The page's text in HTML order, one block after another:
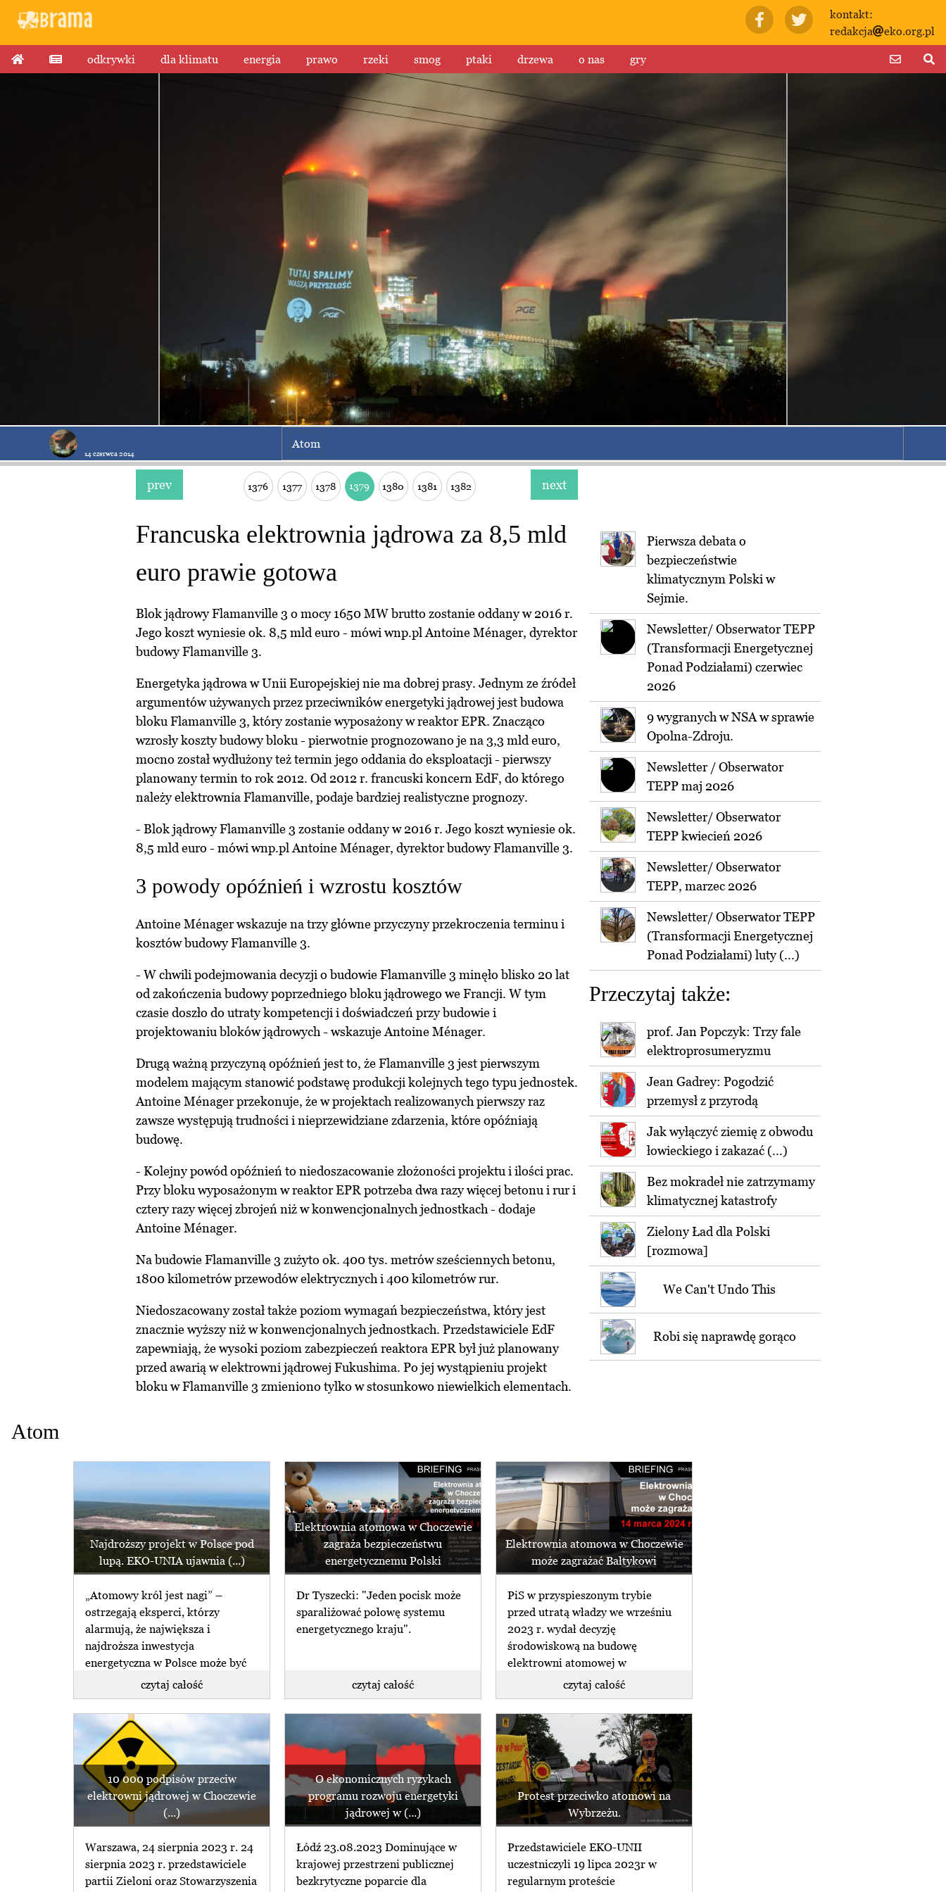
kontakt:
redakcja
eko.org.pl
odkrywki dla klimatu energia prawo rzeki smog ptaki drzewa o nas gry
14 czerwca 2014
Atom
prev 1376 1377 1378 1379 1380 1381 1382 next
Francuska elektrownia jądrowa za 8,5 mld
euro prawie gotowa
Blok jądrowy Flamanville 3 o mocy 1650 MW brutto zostanie oddany w 2016 r.
Jego koszt wyniesie ok. 8,5 mld euro - mówi wnp.pl Antoine Ménager, dyrektor
budowy Flamanville 3.
Energetyka jądrowa w Unii Europejskiej nie ma dobrej prasy. Jednym ze źródeł
argumentów używanych przez przeciwników energetyki jądrowej jest budowa
bloku Flamanville 3, który zostanie wyposażony w reaktor EPR. Znacząco
wzrosły koszty budowy bloku - pierwotnie prognozowano je na 3,3 mld euro,
mocno został wydłużony też termin jego oddania do eksploatacji - pierwszy
planowany termin to rok 2012. Od 2012 r. francuski koncern EdF, do którego
należy elektrownia Flamanville, podaje bardziej realistyczne prognozy.
- Blok jądrowy Flamanville 3 zostanie oddany w 2016 r. Jego koszt wyniesie ok.
8,5 mld euro - mówi wnp.pl Antoine Ménager, dyrektor budowy Flamanville 3.
3 powody opóźnień i wzrostu kosztów
Antoine Ménager wskazuje na trzy główne przyczyny przekroczenia terminu i
kosztów budowy Flamanville 3.
- W chwili podejmowania decyzji o budowie Flamanville 3 minęło blisko 20 lat
od zakończenia budowy poprzedniego bloku jądrowego we Francji. W tym
czasie doszło do utraty kompetencji i doświadczeń przy budowie i
projektowaniu bloków jądrowych - wskazuje Antoine Ménager.
Drugą ważną przyczyną opóźnień jest to, że Flamanville 3 jest pierwszym
modelem mającym stanowić podstawę produkcji kolejnych tego typu jednostek.
Antoine Ménager przekonuje, że w projektach realizowanych pierwszy raz
zawsze występują trudności i nieprzewidziane zdarzenia, które opóźniają
budowę.
- Kolejny powód opóźnień to niedoszacowanie złożoności projektu i ilości prac.
Przy bloku wyposażonym w reaktor EPR potrzeba dwa razy więcej betonu i rur i
cztery razy więcej zbrojeń niż w konwencjonalnych jednostkach - dodaje
Antoine Ménager.
Na budowie Flamanville 3 zużyto ok. 400 tys. metrów sześciennych betonu,
1800 kilometrów przewodów elektrycznych i 400 kilometrów rur.
Niedoszacowany został także poziom wymagań bezpieczeństwa, który jest
znacznie wyższy niż w konwencjonalnych jednostkach. Przedstawiciele EdF
zapewniają, że wysoki poziom zabezpieczeń reaktora EPR był już planowany
przed awarią w elektrowni jądrowej Fukushima. Po jej wystąpieniu projekt
bloku w Flamanville 3 zmieniono tylko w stosunkowo niewielkich elementach.
Pierwsza debata o
bezpieczeństwie
klimatycznym Polski w
Sejmie.
Newsletter/ Obserwator TEPP
(Transformacji Energetycznej
Ponad Podziałami) czerwiec
2026
9 wygranych w NSA w sprawie
Opolna-Zdroju.
Newsletter / Obserwator
TEPP maj 2026
Newsletter/ Obserwator
TEPP kwiecień 2026
Newsletter/ Obserwator
TEPP, marzec 2026
Newsletter/ Obserwator TEPP
(Transformacji Energetycznej
Ponad Podziałami) luty (...)
Przeczytaj także:
prof. Jan Popczyk: Trzy fale
elektroprosumeryzmu
Jean Gadrey: Pogodzić
przemysł z przyrodą
Jak wyłączyć ziemię z obwodu
łowieckiego i zakazać (...)
Bez mokradeł nie zatrzymamy
klimatycznej katastrofy
Zielony Ład dla Polski
[rozmowa]
We Can't Undo This
Robi się naprawdę gorąco
Atom
Najdroższy projekt w Polsce pod
lupą. EKO-UNIA ujawnia (...)
„Atomowy król jest nagi” –
ostrzegają eksperci, którzy
alarmują, że największa i
najdroższa inwestycja
energetyczna w Polsce może być
realizowana (...)czytaj całość
Elektrownia atomowa w Choczewie
zagraża bezpieczeństwu
energetycznemu Polski
Dr Tyszecki: "Jeden pocisk może
sparaliżować połowę systemu
energetycznego kraju".
czytaj całość
Elektrownia atomowa w Choczewie
może zagrażać Bałtykowi
PiS w przyspieszonym trybie
przed utratą władzy we wrześniu
2023 r. wydał decyzję
środowiskową na budowę
elektrowni atomowej w
Choczewie (...)czytaj całość
10 000 podpisów przeciw
elektrowni jądrowej w Choczewie
(...)
Warszawa, 24 sierpnia 2023 r. 24
sierpnia 2023 r. przedstawiciele
partii Zieloni oraz Stowarzyszenia
O ekonomicznych ryzykach
programu rozwoju energetyki
jądrowej w (...)
Łódź 23.08.2023 Dominujące w
krajowej przestrzeni publicznej
bezkrytyczne poparcie dla
Protest przeciwko atomowi na
Wybrzeżu.
Przedstawiciele EKO-UNII
uczestniczyli 19 lipca 2023r w
regularnym proteście